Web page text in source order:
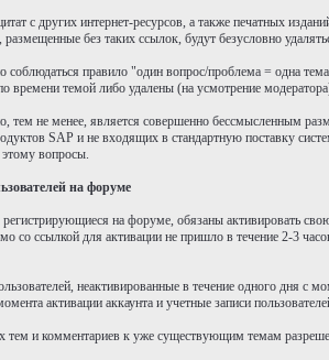
с других интернет-ресурсов, а также печатных
без таких ссылок, будут безусловно
правило "один вопрос/проблема = одна
времени темой либо удалены (на усмотрение
тем не менее, является совершенно бессмысленным
SAP и не входящих в стандартную поставку
вопросы.
на форуме
регистрирующиеся на форуме, обязаны активировать
со ссылкой для активации не пришло в течение 2-3
неактивированные в течение одного дня с
активации аккаунта и учетные записи
и комментариев к уже существующим темам